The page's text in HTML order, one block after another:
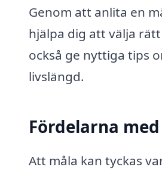
Genom att anlita en
hjälpa dig att välja
också ge nyttiga tips
livslängd.
Fördelarna
Att måla kan tyckas